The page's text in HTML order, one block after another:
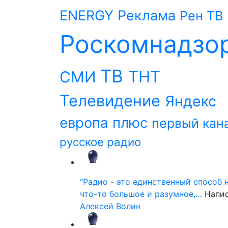
ENERGY Реклама Рен ТВ
СМИ ТВ ТНТ
Телевидение Яндекс
европа плюс первый
русское радио
"Радио - это единственный способ
что-то большое и разумное,…
Алексей Волин